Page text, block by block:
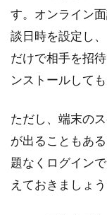
す。オンライン
談日時を設定し
だけで相手を招
ンストールして
ただし、端末の
が出ることもあ
題なくログイン
えておきましょう